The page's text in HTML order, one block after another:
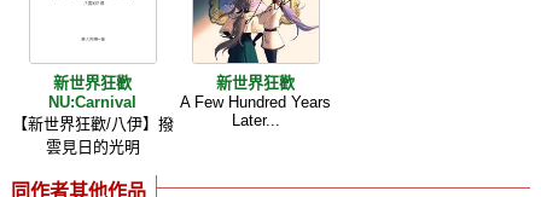
新世界狂歡
NU:Carnival
【新世界狂歡/八伊】撥
雲見日的光明
新世界狂歡
A Few Hundred Years
Later...
同作者其他作品